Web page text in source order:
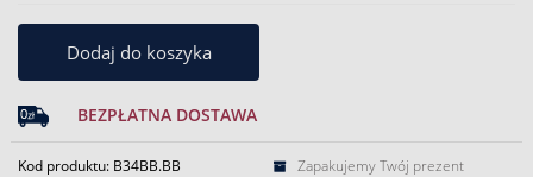
Dodaj do koszyka
BEZPŁATNA DOSTAWA
Kod produktu: B34BB.BB
Zapakujemy Twój prezent